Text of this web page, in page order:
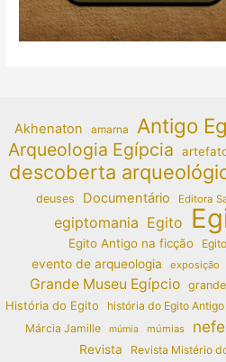
Akhenaton amarna Antigo
Arqueologia Egípcia
descoberta
deuses Documentário Editora
egiptomania Egito
Egito Antigo na ficção
evento de arqueologia exposição
Grande Museu Egípcio
História do Egito
história do Egito Antigo
Márcia Jamille múmia múmias
Revista
Revista Mistério